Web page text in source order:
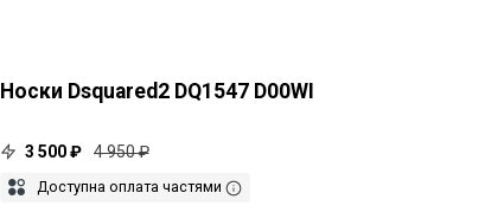
Носки Dsquared2 DQ1547 D00WI
3 500 ₽ 4 950 ₽
Доступна оплата частями